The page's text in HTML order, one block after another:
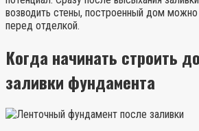
возводить стены, построенный дом можно
перед отделкой.
Когда начинать строить
заливки фундамента